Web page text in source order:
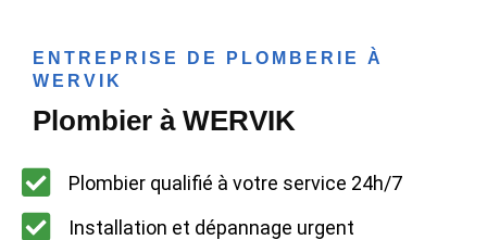
ENTREPRISE DE PLOMBERIE À
WERVIK
Plombier à WERVIK
Plombier qualifié à votre service 24h/7
Installation et dépannage urgent